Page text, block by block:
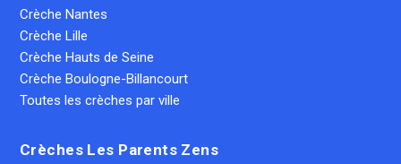
Crèche Nantes
Crèche Lille
Crèche Hauts de Seine
Crèche Boulogne-Billancourt
Toutes les crèches par ville
Crèches Les Parents Zens